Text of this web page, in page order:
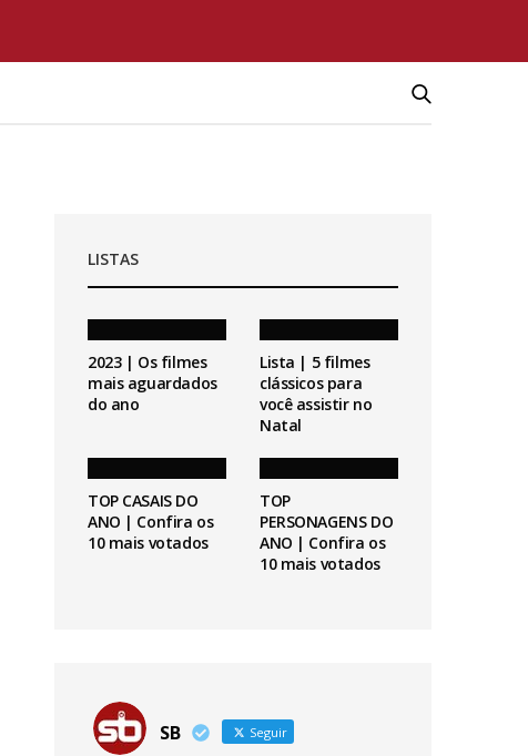
LISTAS
2023 | Os filmes
mais aguardados
do ano
Lista | 5 filmes
clássicos para
você assistir no
Natal
TOP CASAIS DO
ANO | Confira os
10 mais votados
TOP
PERSONAGENS DO
ANO | Confira os
10 mais votados
SB Seguir